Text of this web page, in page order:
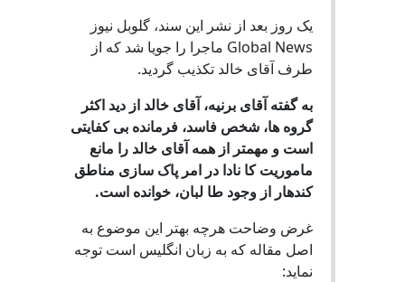
یک روز بعد از نشر این سند، گلوبل نیوز
Global News ماجرا را جویا شد که از
طرف آقای خالد تکذیب گردید.
به گفته آقای برنیه، آقای خالد از دید اکثر
گروه ها، شخص فاسد، فرمانده بی کفایتی
است و مهمتر از همه آقای خالد را مانع
ماموریت کا نادا در امر پاک سازی مناطق
کندهار از وجود طا لبان، خوانده است.
غرض وضاحت هرچه بهتر این موضوع به
اصل مقاله که به زبان انگلیس است توجه
نماید: